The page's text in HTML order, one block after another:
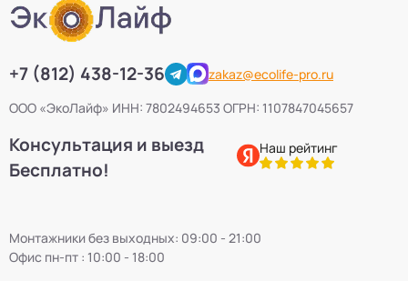
+7 (812) 438-12-36
zakaz@ecolife-pro.ru
ООО «ЭкоЛайф» ИНН: 7802494653 ОГРН: 1107847045657
Консультация и выезд
Бесплатно!
Наш рейтинг
Монтажники без выходных: 09:00 - 21:00
Офис пн-пт : 10:00 - 18:00